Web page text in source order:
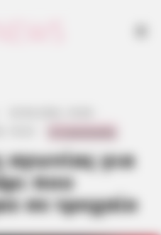
αγωνίας για
που
σε τροχαίο